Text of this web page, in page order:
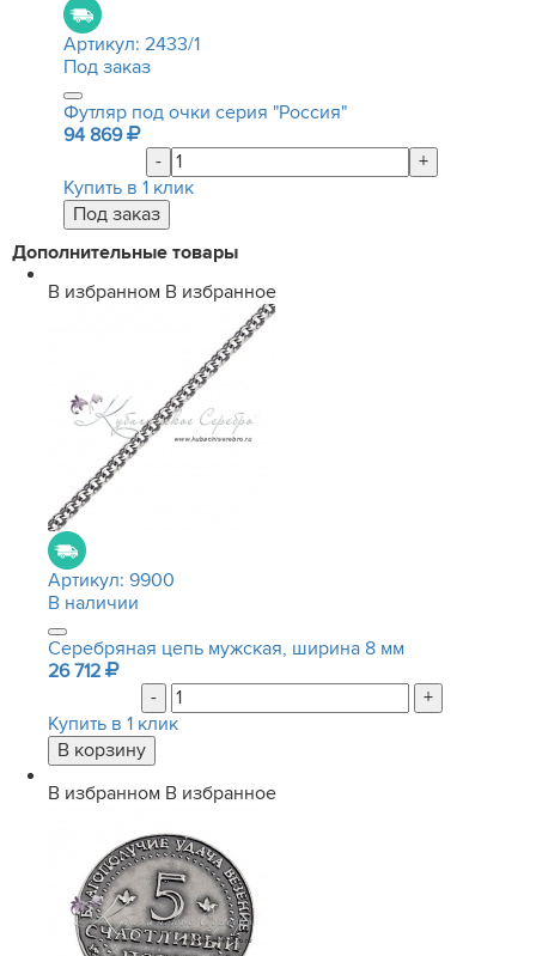
Артикул: 2433/1
Под заказ
Футляр под очки серия "Россия"
94 869
-
+
Купить в 1 клик
Дополнительные товары
В избранном В избранное
Артикул: 9900
В наличии
Серебряная цепь мужская, ширина 8 мм
26 712
-
+
Купить в 1 клик
В избранном В избранное